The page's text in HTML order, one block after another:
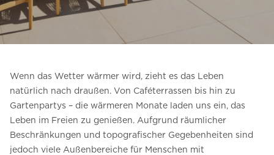
Kontaktieren Sie uns
Preisvoranschlag anfordern
FAQ
Kontaktieren Sie uns
Wenn das Wetter wärmer wird, zieht es das Leben
natürlich nach draußen. Von Caféterrassen bis hin zu
Gartenpartys – die wärmeren Monate laden uns ein, das
Leben im Freien zu genießen. Aufgrund räumlicher
Beschränkungen und topografischer Gegebenheiten sind
jedoch viele Außenbereiche für Menschen mit